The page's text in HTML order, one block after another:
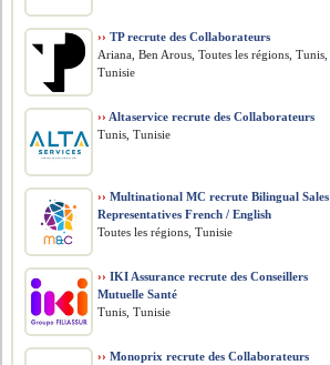
›› TP recrute des Collaborateurs
Ariana, Ben Arous, Toutes les régions, Tunis,
Tunisie
›› Altaservice recrute des Collaborateurs
Tunis, Tunisie
›› Multinational MC recrute Bilingual Sales
Representatives French / English
Toutes les régions, Tunisie
›› IKI Assurance recrute des Conseillers
Mutuelle Santé
Tunis, Tunisie
›› Monoprix recrute des Collaborateurs